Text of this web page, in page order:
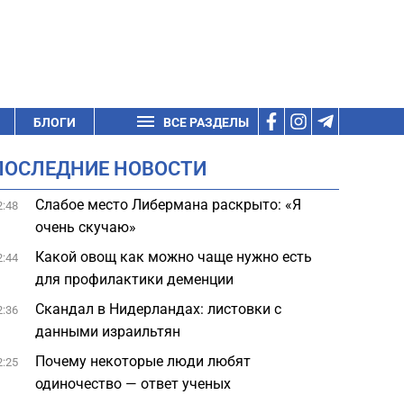
БЛОГИ ВСЕ РАЗДЕЛЫ
НОВОСТИ
Слабое место Либермана раскрыто: «Я
очень скучаю»
Какой овощ как можно чаще нужно есть
для профилактики деменции
Скандал в Нидерландах: листовки с
данными израильтян
Почему некоторые люди любят
одиночество — ответ ученых